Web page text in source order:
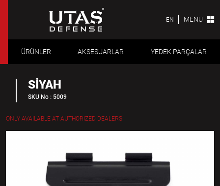
EN MENU
ÜRÜNLER AKSESUARLAR YEDEK PARÇALAR
SİYAH
SKU No : 5009
ONLY AVAILABLE AT AUTHORIZED DEALERS